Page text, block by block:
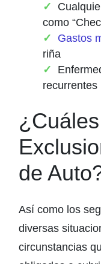
como
Gastos
riña
recurrentes
de
Así como los
diversas
circunstancias